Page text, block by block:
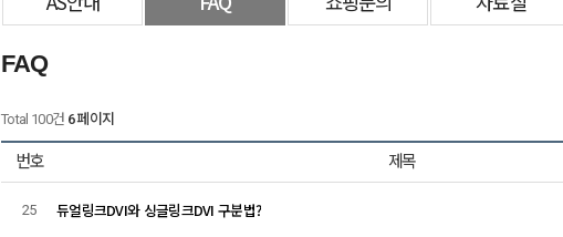
FAQ
Total 100건 6 페이지
번호 제목
25 듀얼링크DVI와 싱글링크DVI 구분법?